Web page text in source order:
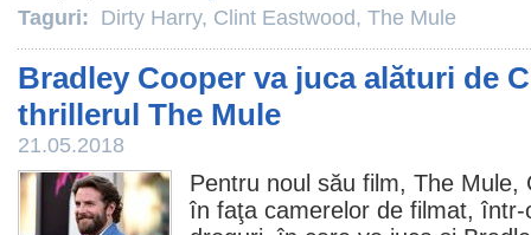
Taguri: Dirty Harry, Clint Eastwood, The Mule
Bradley Cooper va juca alături de
thrillerul The Mule
21.05.2018
Pentru noul său film, The Mule,
în faţa camerelor de filmat,